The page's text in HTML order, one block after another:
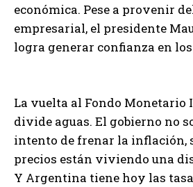
económica. Pese a provenir
empresarial, el presidente
logra generar confianza en
La vuelta al Fondo
divide aguas. El gobierno no
intento de frenar la inflación,
precios están viviendo una
Y Argentina tiene hoy las